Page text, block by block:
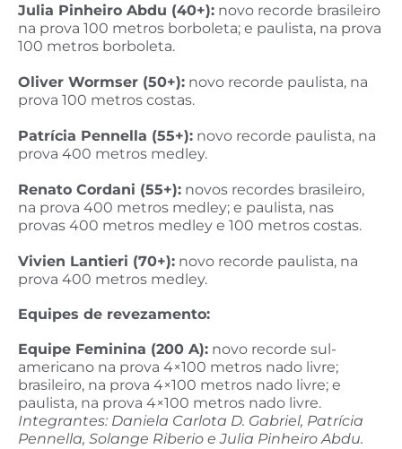
Julia Pinheiro Abdu (40+): novo recorde brasileiro
na prova 100 metros borboleta; e paulista, na prova
100 metros borboleta.
Oliver Wormser (50+): novo recorde paulista, na
prova 100 metros costas.
Patrícia Pennella (55+): novo recorde paulista, na
prova 400 metros medley.
Renato Cordani (55+): novos recordes brasileiro,
na prova 400 metros medley; e paulista, nas
provas 400 metros medley e 100 metros costas.
Vivien Lantieri (70+): novo recorde paulista, na
prova 400 metros medley.
Equipes de revezamento:
Equipe Feminina (200 A): novo recorde sul-
americano na prova 4×100 metros nado livre;
brasileiro, na prova 4×100 metros nado livre; e
paulista, na prova 4×100 metros nado livre.
Integrantes: Daniela Carlota D. Gabriel, Patrícia
Pennella, Solange Riberio e Julia Pinheiro Abdu.